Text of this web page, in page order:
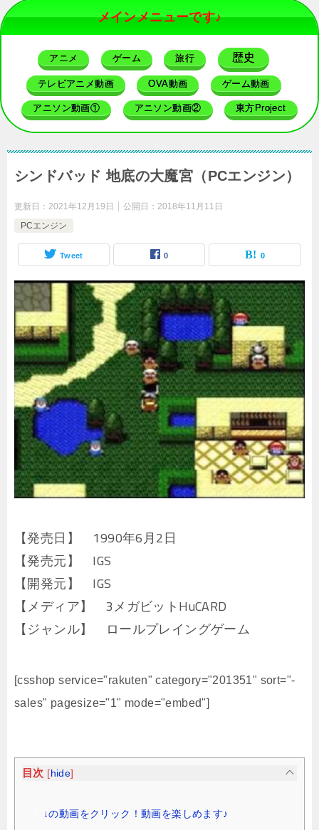
メインメニューです♪
アニメ ゲーム 旅行 歴史
テレビアニメ動画 OVA動画 ゲーム動画
アニソン動画① アニソン動画② 東方Project
シンドバッド 地底の大魔宮（PCエンジン）
更新日： 2021年12月19日 公開日： 2018年11月11日
PCエンジン
Tweet 0 0
【発売日】 1990年6月2日
【発売元】 IGS
【開発元】 IGS
【メディア】 3メガビットHuCARD
【ジャンル】 ロールプレイングゲーム
[csshop service="rakuten" category="201351" sort="-
sales" pagesize="1" mode="embed"]
目次 [ hide]
↓の動画をクリック！動画を楽しめます♪